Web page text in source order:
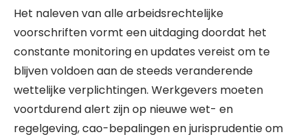
Het naleven van alle arbeidsrechtelijke
voorschriften vormt een uitdaging doordat het
constante monitoring en updates vereist om te
blijven voldoen aan de steeds veranderende
wettelijke verplichtingen. Werkgevers moeten
voortdurend alert zijn op nieuwe wet- en
regelgeving, cao-bepalingen en jurisprudentie om